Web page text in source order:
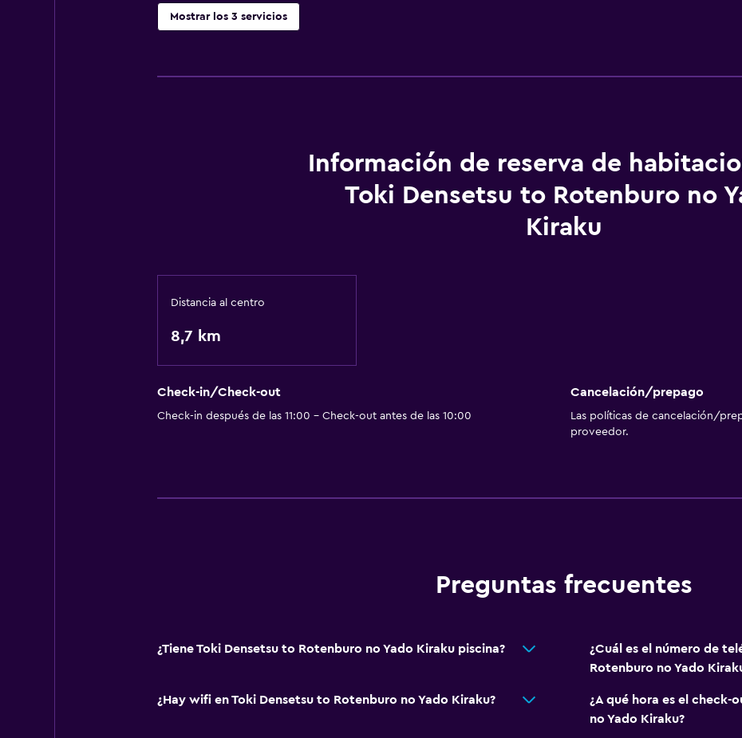
Mostrar los 3 servicios
Wifi gratis
Lavandería
Información de reserva de
Toki Densetsu to Rotenburo no
Kiraku
Distancia al centro
8,7 km
Check-in/Check-out
Check-in después de las 11:00 - Check-out antes de las 10:00
Cancelación/prepago
Las políticas de cancelación/
proveedor.
Preguntas frecuentes
¿Tiene Toki Densetsu to Rotenburo no Yado Kiraku piscina?
¿Cuál es el número de
Rotenburo no Yado
¿Hay wifi en Toki Densetsu to Rotenburo no Yado Kiraku?
¿A qué hora es el check-
no Yado Kiraku?